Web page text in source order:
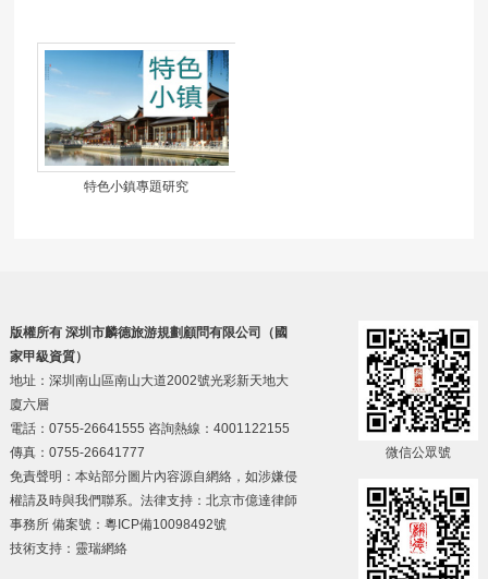
特色小鎮專題研究
版權所有 深圳市麟德旅游規劃顧問有限公司（國
家甲級資質）
地址：深圳南山區南山大道2002號光彩新天地大
廈六層
電話：0755-26641555 咨詢熱線：4001122155
傳真：0755-26641777
免責聲明：本站部分圖片內容源自網絡，如涉嫌侵
權請及時與我們聯系。法律支持：北京市億達律師
事務所 備案號： 粵ICP備10098492號
技術支持： 靈瑞網絡
微信公眾號